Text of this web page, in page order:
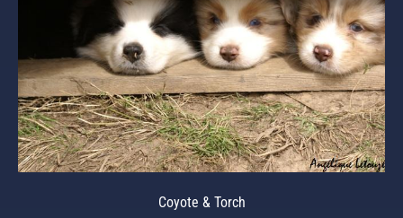
Coyote & Torch